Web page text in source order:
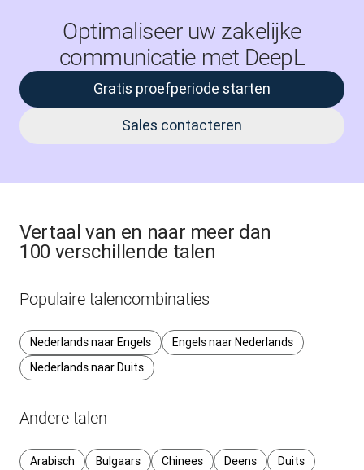
Optimaliseer uw zakelijke
communicatie met DeepL
Gratis proefperiode starten
Sales contacteren
Vertaal van en naar meer dan
100 verschillende talen
Populaire talencombinaties
Nederlands naar Engels
Engels naar Nederlands
Nederlands naar Duits
Andere talen
Arabisch Bulgaars Chinees Deens
Duits